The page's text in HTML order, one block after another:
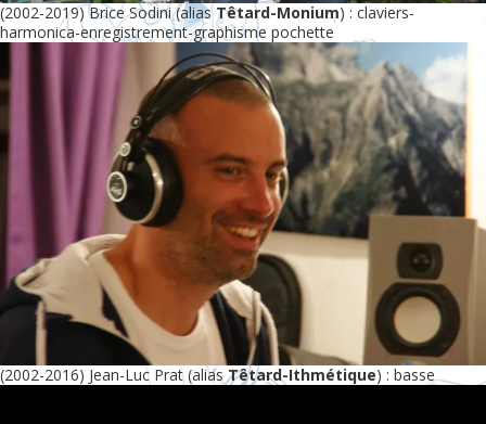
(2002-2019) Brice Sodini (alias Têtard-Monium) : claviers-
harmonica-enregistrement-graphisme pochette
(2002-2016) Jean-Luc Prat (alias Têtard-Ithmétique) : basse